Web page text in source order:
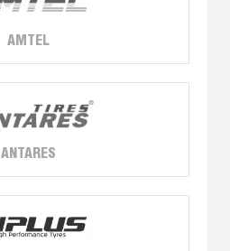
AMTEL
ANTARES